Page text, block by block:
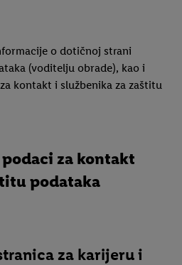
o dotičnoj strani
(voditelju obrade), kao i
kontakt i službenika za zaštitu
za kontakt
podataka
za karijeru i